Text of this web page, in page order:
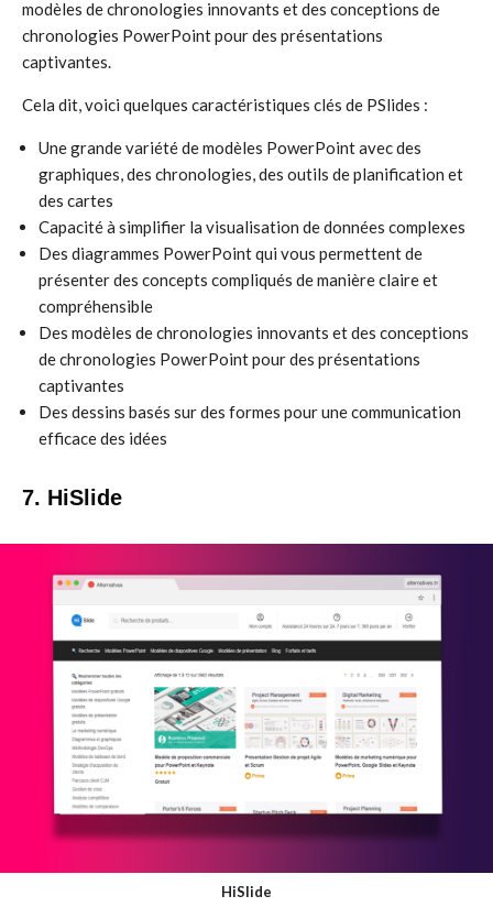
modèles de chronologies innovants et des conceptions de
chronologies PowerPoint pour des présentations
captivantes.
Cela dit, voici quelques caractéristiques clés de PSlides :
Une grande variété de modèles PowerPoint avec des
graphiques, des chronologies, des outils de planification et
des cartes
Capacité à simplifier la visualisation de données complexes
Des diagrammes PowerPoint qui vous permettent de
présenter des concepts compliqués de manière claire et
compréhensible
Des modèles de chronologies innovants et des conceptions
de chronologies PowerPoint pour des présentations
captivantes
Des dessins basés sur des formes pour une communication
efficace des idées
7. HiSlide
HiSlide